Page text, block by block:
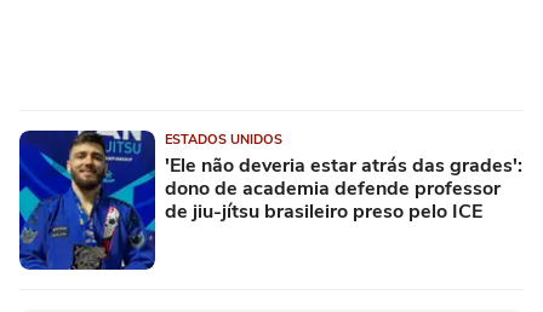
ESTADOS UNIDOS
'Ele não deveria estar atrás das grades':
dono de academia defende professor
de jiu-jítsu brasileiro preso pelo ICE